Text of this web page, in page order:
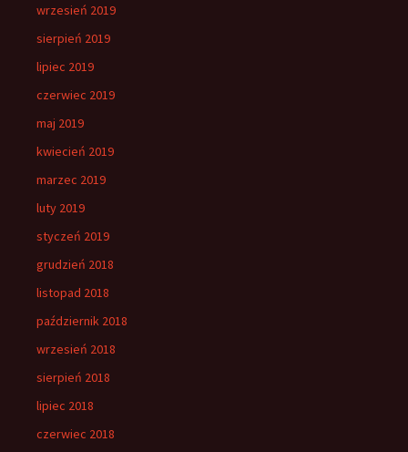
wrzesień 2019
sierpień 2019
lipiec 2019
czerwiec 2019
maj 2019
kwiecień 2019
marzec 2019
luty 2019
styczeń 2019
grudzień 2018
listopad 2018
październik 2018
wrzesień 2018
sierpień 2018
lipiec 2018
czerwiec 2018